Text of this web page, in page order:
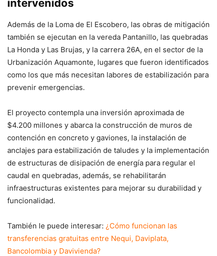
intervenidos
Además de la Loma de El Escobero, las obras de mitigación
también se ejecutan en la vereda Pantanillo, las quebradas
La Honda y Las Brujas, y la carrera 26A, en el sector de la
Urbanización Aquamonte, lugares que fueron identificados
como los que más necesitan labores de estabilización para
prevenir emergencias.
El proyecto contempla una inversión aproximada de
$4.200 millones y abarca la construcción de muros de
contención en concreto y gaviones, la instalación de
anclajes para estabilización de taludes y la implementación
de estructuras de disipación de energía para regular el
caudal en quebradas, además, se rehabilitarán
infraestructuras existentes para mejorar su durabilidad y
funcionalidad.
También le puede interesar: ¿Cómo funcionan las
transferencias gratuitas entre Nequi, Daviplata,
Bancolombia y Davivienda?